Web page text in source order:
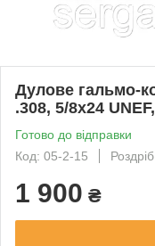
Дулове гальмо-
.308, 5/8x24
Готово до відправки
Код: 05-2-15
Роздріб
1 900 ₴